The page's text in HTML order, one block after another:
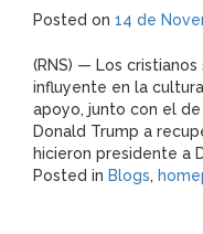
Posted on 14 de
(RNS) — Los
influyente en la
apoyo, junto con el
Donald Trump a
hicieron presidente a
Posted in Blogs,